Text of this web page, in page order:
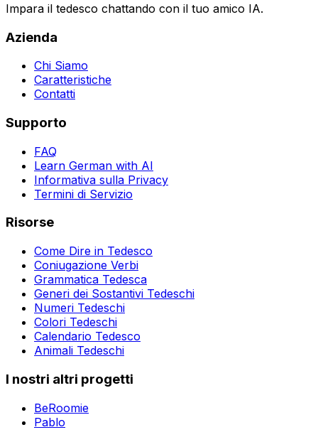
Impara il tedesco chattando con il tuo amico IA.
Azienda
Chi Siamo
Caratteristiche
Contatti
Supporto
FAQ
Learn German with AI
Informativa sulla Privacy
Termini di Servizio
Risorse
Come Dire in Tedesco
Coniugazione Verbi
Grammatica Tedesca
Generi dei Sostantivi Tedeschi
Numeri Tedeschi
Colori Tedeschi
Calendario Tedesco
Animali Tedeschi
I nostri altri progetti
BeRoomie
Pablo